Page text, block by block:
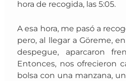
hora de recogida, las 5:05.
A esa hora, me pasó a
pero, al llegar a Göreme,
despegue, aparcaron
Entonces, nos ofrecieron
bolsa con una manzana,